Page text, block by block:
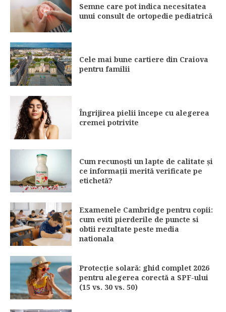
Semne care pot indica necesitatea
unui consult de ortopedie pediatrică
Cele mai bune cartiere din Craiova
pentru familii
Îngrijirea pielii începe cu alegerea
cremei potrivite
Cum recunoști un lapte de calitate și
ce informații merită verificate pe
etichetă?
Examenele Cambridge pentru copii:
cum eviti pierderile de puncte si
obtii rezultate peste media
nationala
Protecție solară: ghid complet 2026
pentru alegerea corectă a SPF-ului
(15 vs. 30 vs. 50)